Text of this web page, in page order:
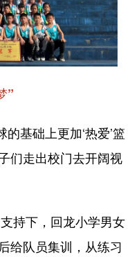
”
基础上更加‘热爱’篮
们走出校门去开阔视
持下，回龙小学男女
给队员集训，从练习